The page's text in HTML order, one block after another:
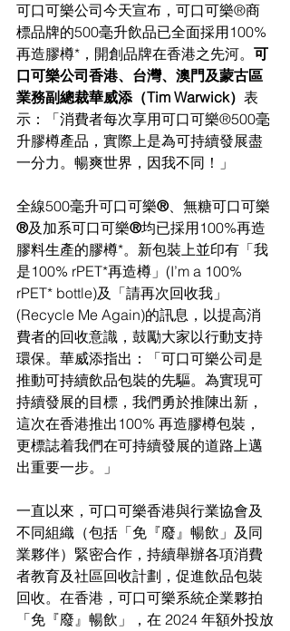
可口可樂公司今天宣布，可口可樂®商
標品牌的500毫升飲品已全面採用100%
再造膠樽*，開創品牌在香港之先河。 可
口可樂公司香港、台灣、澳門及蒙古區
業務副總裁華威添（Tim Warwick） 表
示：「消費者每次享用可口可樂®500毫
升膠樽產品，實際上是為可持續發展盡
一分力。暢爽世界，因我不同！」
全線500毫升可口可樂®、無糖可口可樂
®及加系可口可樂®均已採用100%再造
膠料生產的膠樽*。新包裝上並印有「我
是100% rPET*再造樽」(I’m a 100%
rPET* bottle)及「請再次回收我」
(Recycle Me Again)的訊息，以提高消
費者的回收意識，鼓勵大家以行動支持
環保。華威添指出：「可口可樂公司是
推動可持續飲品包裝的先驅。為實現可
持續發展的目標，我們勇於推陳出新，
這次在香港推出 100% 再造膠樽包裝，
更標誌着我們在可持續發展的道路上邁
出重要一步。」
一直以來，可口可樂香港與行業協會及
不同組織（包括「免 『廢』 暢飲 」及同
業夥伴）緊密合作，持續舉辦各項消費
者教育及社區回收計劃，促進飲品包裝
回收。在香港，可口可樂系統企業夥拍
「免『廢』暢飲」，在 2024 年額外投放